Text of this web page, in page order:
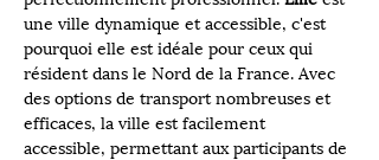
une ville dynamique et accessible, c'est
pourquoi elle est idéale pour ceux qui
résident dans le Nord de la France. Avec
des options de transport nombreuses et
efficaces, la ville est facilement
accessible, permettant aux participants de